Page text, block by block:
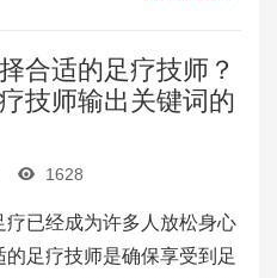
合适的足疗技师？
技师输出关键词的
1628
已经成为许多人放松身心
足疗技师是确保享受到足